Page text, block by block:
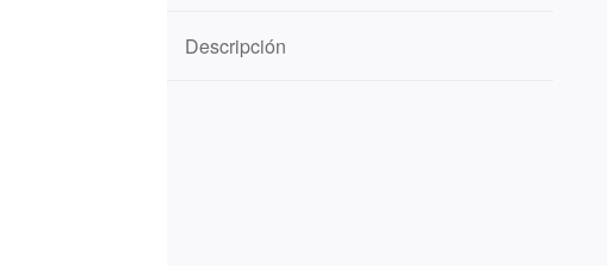
Descripción